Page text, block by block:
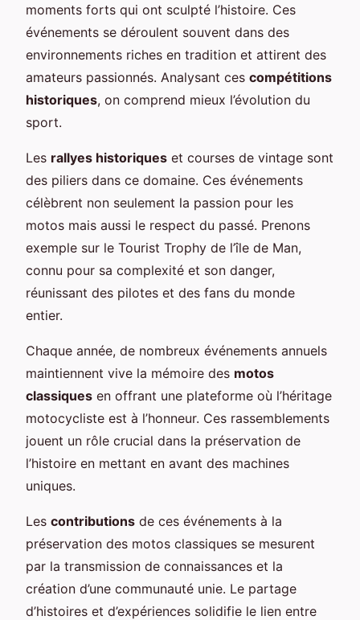
moments forts qui ont sculpté l’histoire. Ces
événements se déroulent souvent dans des
environnements riches en tradition et attirent des
amateurs passionnés. Analysant ces compétitions
historiques, on comprend mieux l’évolution du
sport.
Les rallyes historiques et courses de vintage sont
des piliers dans ce domaine. Ces événements
célèbrent non seulement la passion pour les
motos mais aussi le respect du passé. Prenons
exemple sur le Tourist Trophy de l’île de Man,
connu pour sa complexité et son danger,
réunissant des pilotes et des fans du monde
entier.
Chaque année, de nombreux événements annuels
maintiennent vive la mémoire des motos
classiques en offrant une plateforme où l’héritage
motocycliste est à l’honneur. Ces rassemblements
jouent un rôle crucial dans la préservation de
l’histoire en mettant en avant des machines
uniques.
Les contributions de ces événements à la
préservation des motos classiques se mesurent
par la transmission de connaissances et la
création d’une communauté unie. Le partage
d’histoires et d’expériences solidifie le lien entre